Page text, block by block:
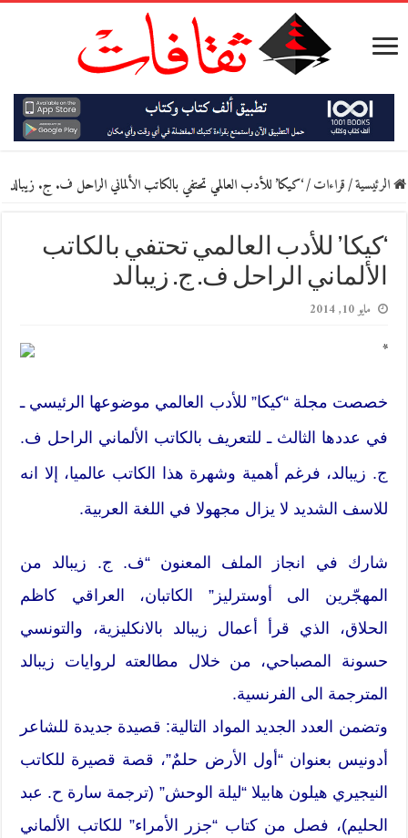
الرئيسية/قراءات/‘كيكا’ للأدب العالمي تحتفي بالكاتب الألماني الراحل ف. ج. زيبالد
‘كيكا’ للأدب العالمي تحتفي بالكاتب
الألماني الراحل ف. ج. زيبالد
مايو 10, 2014
*
خصصت مجلة “كيكا” للأدب العالمي موضوعها الرئيسي ـ
في عددها الثالث ـ للتعريف بالكاتب الألماني الراحل ف.
ج. زيبالد، فرغم أهمية وشهرة هذا الكاتب عالميا، إلا انه
للاسف الشديد لا يزال مجهولا في اللغة العربية.
شارك في انجاز الملف المعنون “ف. ج. زيبالد من
المهجّرين الى أوسترليز” الكاتبان، العراقي كاظم
الحلاق، الذي قرأ أعمال زيبالد بالانكليزية، والتونسي
حسونة المصباحي، من خلال مطالعته لروايات زيبالد
المترجمة الى الفرنسية.
وتضمن العدد الجديد المواد التالية: قصيدة جديدة للشاعر
أدونيس بعنوان “أول الأرض حلمٌ”، قصة قصيرة للكاتب
النيجيري هيلون هابيلا “ليلة الوحش” (ترجمة سارة ح. عبد
الحليم)، فصل من كتاب “جزر الأمراء” للكاتب الألماني